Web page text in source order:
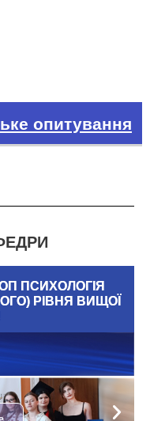
опитування
ПСИХОЛОГІЯ
РІВНЯ ВИЩОЇ